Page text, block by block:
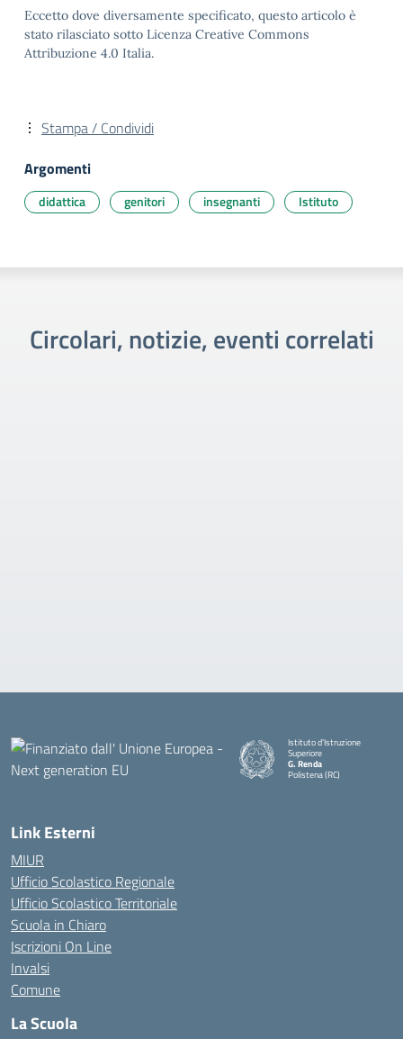
Eccetto dove diversamente specificato, questo articolo è
stato rilasciato sotto Licenza Creative Commons
Attribuzione 4.0 Italia.
Stampa / Condividi
Argomenti
didattica genitori insegnanti Istituto
Circolari, notizie, eventi correlati
Istituto d'Istruzione
Superiore
G. Renda
Polistena (RC)
Link Esterni
MIUR
Ufficio Scolastico Regionale
Ufficio Scolastico Territoriale
Scuola in Chiaro
Iscrizioni On Line
Invalsi
Comune
La Scuola